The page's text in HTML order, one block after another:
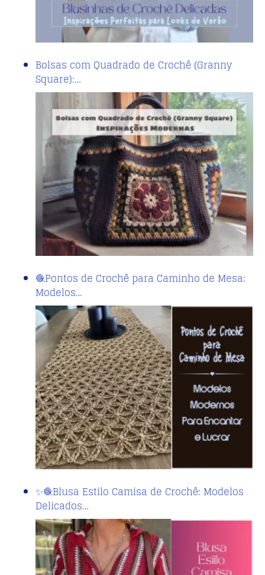
Bolsas com Quadrado de Crochê (Granny
Square):…
🧶Pontos de Crochê para Caminho de Mesa:
Modelos…
✨🧶Blusa Estilo Camisa de Crochê: Modelos
Delicados…